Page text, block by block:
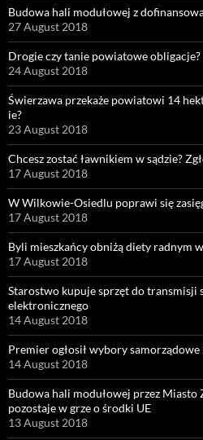
Budowa hali modułowej z
27 August 2018
Drogie czy tanie powiatowe obligacje?
24 August 2018
Świerzawa przekaże powiatowi 14
ie?
23 August 2018
Chcesz zostać ławnikiem w sądzie?
17 August 2018
W Wilkowie-Osiedlu poprawi się
17 August 2018
Byli mieszkańcy obniżą diety radnym
17 August 2018
Starostwo kupuje sprzęt do transmisji
elektronicznego
14 August 2018
Premier ogłosił wybory
14 August 2018
Budowa hali modułowej przez Miasto
pozostaje w grze o środki UE
13 August 2018